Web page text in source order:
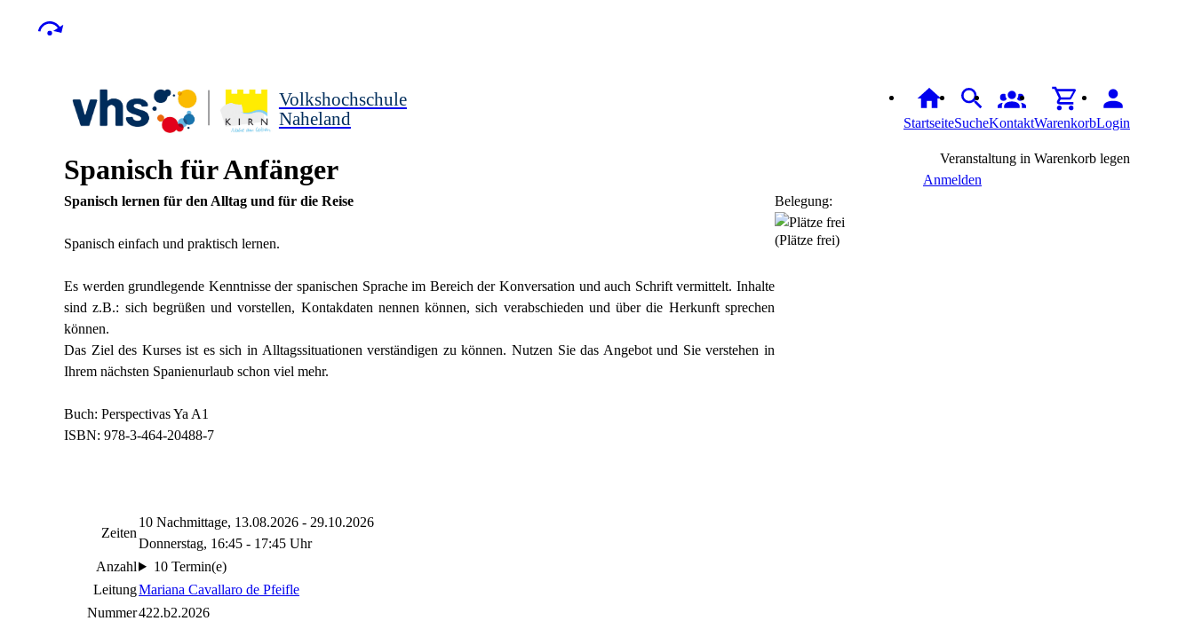
Volkshochschule
Naheland
StartseiteSucheKontaktWarenkorbLogin
Spanisch für Anfänger
Spanisch lernen für den Alltag und für die Reise
Spanisch einfach und praktisch lernen.
Es werden grundlegende Kenntnisse der spanischen Sprache im Bereich der Konversation und auch Schrift vermittelt. Inhalte
sind z.B.: sich begrüßen und vorstellen, Kontakdaten nennen können, sich verabschieden und über die Herkunft sprechen
können.
Das Ziel des Kurses ist es sich in Alltagssituationen verständigen zu können. Nutzen Sie das Angebot und Sie verstehen in
Ihrem nächsten Spanienurlaub schon viel mehr.
Buch: Perspectivas Ya A1
ISBN: 978-3-464-20488-7
Zeiten
10 Nachmittage, 13.08.2026 - 29.10.2026
Donnerstag, 16:45 - 17:45 Uhr
Anzahl
10 Termin(e)
LeitungMariana Cavallaro de Pfeifle
Nummer422.b2.2026
Veranstaltung in Warenkorb legen
Anmelden
Belegung:
(Plätze frei)